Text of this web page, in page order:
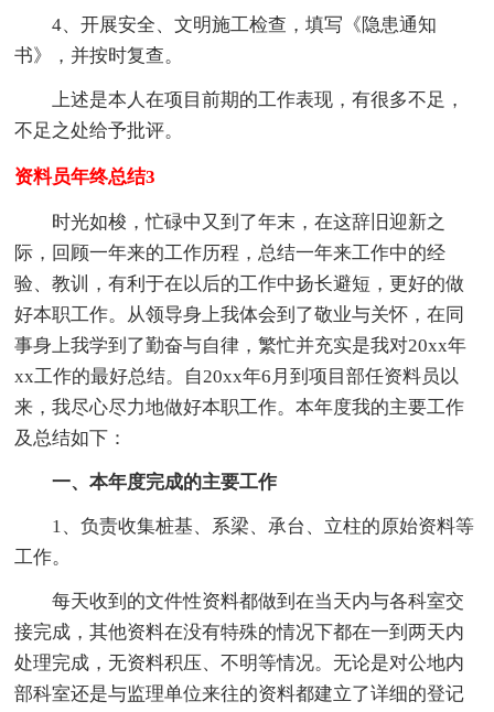
4、开展安全、文明施工检查，填写《隐患通知
书》，并按时复查。
上述是本人在项目前期的工作表现，有很多不足，
不足之处给予批评。
资料员年终总结3
时光如梭，忙碌中又到了年末，在这辞旧迎新之
际，回顾一年来的工作历程，总结一年来工作中的经
验、教训，有利于在以后的工作中扬长避短，更好的做
好本职工作。从领导身上我体会到了敬业与关怀，在同
事身上我学到了勤奋与自律，繁忙并充实是我对20xx年
xx工作的最好总结。自20xx年6月到项目部任资料员以
来，我尽心尽力地做好本职工作。本年度我的主要工作
及总结如下：
一、本年度完成的主要工作
1、负责收集桩基、系梁、承台、立柱的原始资料等
工作。
每天收到的文件性资料都做到在当天内与各科室交
接完成，其他资料在没有特殊的情况下都在一到两天内
处理完成，无资料积压、不明等情况。无论是对公地内
部科室还是与监理单位来往的资料都建立了详细的登记